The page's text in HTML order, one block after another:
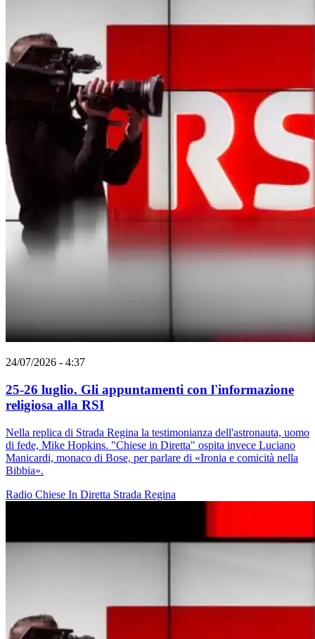
24/07/2026 - 4:37
25-26 luglio. Gli appuntamenti con l'informazione
religiosa alla RSI
Nella replica di Strada Regina la testimonianza dell'astronauta, uomo
di fede, Mike Hopkins. "Chiese in Diretta" ospita invece Luciano
Manicardi, monaco di Bose, per parlare di «Ironia e comicità nella
Bibbia».
Radio Chiese In Diretta Strada Regina